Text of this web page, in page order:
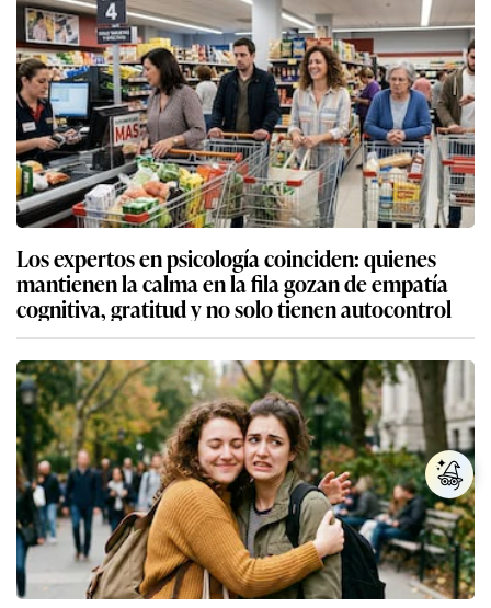
Los expertos en psicología coinciden: quienes
mantienen la calma en la fila gozan de empatía
cognitiva, gratitud y no solo tienen autocontrol